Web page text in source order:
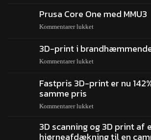
Prusa Core One med MMU3
Kommentarer lukket
3D-print i brandhæmmende
Kommentarer lukket
Fastpris 3D-print er nu
samme pris
Kommentarer lukket
3D scanning og 3D print af
hjørneafdækning til en